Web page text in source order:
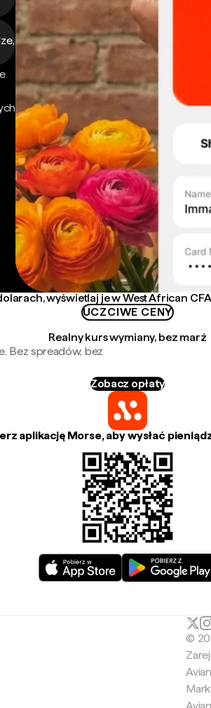
wyświetlaj je w West African
UCZCIWE CENY
Realny kurs wymiany, bez marż
Bez spreadów, bez
Zobacz opłaty
aplikację Morse, aby wysłać
©